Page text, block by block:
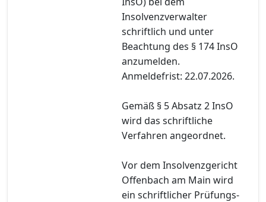
Insolvenzverwalter
schriftlich und unter
Beachtung des § 174 InsO
anzumelden.
Anmeldefrist: 22.07.2026.
Gemäß § 5 Absatz 2 InsO
wird das schriftliche
Verfahren angeordnet.
Vor dem Insolvenzgericht
Offenbach am Main wird
ein schriftlicher Prüfungs-